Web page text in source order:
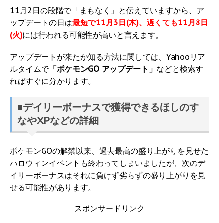
11月2日の段階で「まもなく」と伝えていますから、ア
ップデートの日は最短で11月3日(木)、遅くても11月8日
(火)には行われる可能性が高いと言えます。
アップデートが来たか知る方法に関しては、Yahooリア
ルタイムで「ポケモンGO アップデート」 などと検索す
ればすぐに分かります。
■デイリーボーナスで獲得できるほしのす
なやXPなどの詳細
ポケモンGOの解禁以来、過去最高の盛り上がりを見せた
ハロウィンイベントも終わってしまいましたが、次のデ
イリーボーナスはそれに負けず劣らずの盛り上がりを見
せる可能性があります。
スポンサードリンク